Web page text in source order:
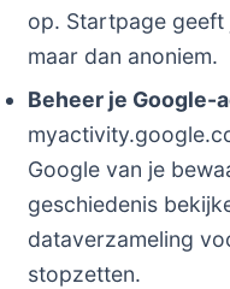
op. Startpage
maar dan anoniem.
Beheer je Google-
Google van je
geschiedenis
dataverzameling
stopzetten.